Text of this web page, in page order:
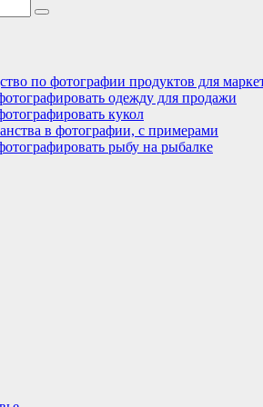
по фотографии продуктов для
одежду для продажи
кукол
в фотографии, с примерами
рыбу на рыбалке